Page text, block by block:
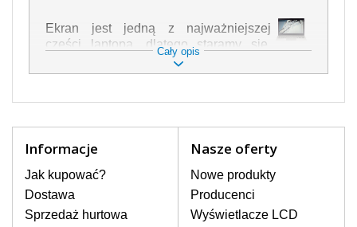
Ekran jest jedną z najważniejszej
części laptopa, dlatego staramy się,
żeby był jak najwyższej jakości. Służy
on do wyświetlania tekstu lub obrazu w
z nim z jak największą ostrożnością. Do
zaliczyć uszkodzenia mechaniczne np.
rozbity lub pęknięty ekran, następnie
pojawiające się pionowe pasy, ciemny
ekran, migotanie lub nierównomierną
jasność ekranu.
Cały opis
Informacje
Jak kupować?
Dostawa
Sprzedaż hurtowa
Nasze oferty
Nowe produkty
Producenci
Wyświetlacze LCD